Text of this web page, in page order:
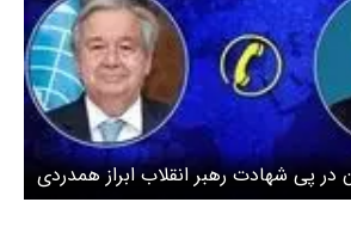
در پی شهادت رهبر انقلاب ابراز همدردی